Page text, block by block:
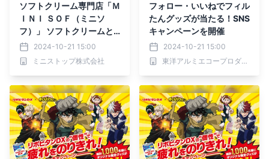
ソフトクリーム専門店「Ｍ
ＩＮＩ ＳＯＦ（ミニソ
フ）」 ソフトクリームと
オリジナルグッズでコラ
ボ！ １０月２２日（火）
開始！
2024-10-21 15:00
ミニストップ株式会社
フォロー・いいねでフィル
たんグッズが当たる！SNS
キャンペーンを開催
2024-10-21 15:00
東洋アルミエコープロダクツ株式会社